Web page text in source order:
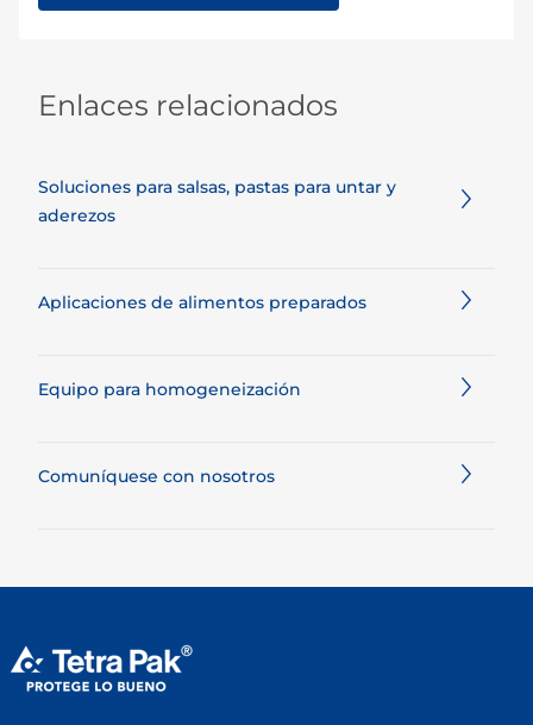
Enlaces relacionados
Soluciones para salsas, pastas para untar y
aderezos
Aplicaciones de alimentos preparados
Equipo para homogeneización
Comuníquese con nosotros